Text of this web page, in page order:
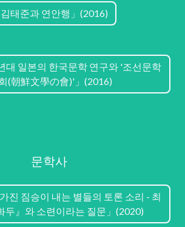
김태준과 연안행」(2016)
대 일본의 한국문학 연구와 '조선문학
(朝鮮文學の會)'」(2016)
문학사
진 짐승이 내는 별들의 토론 소리 - 최
두』와 소련이라는 질문」(2020)